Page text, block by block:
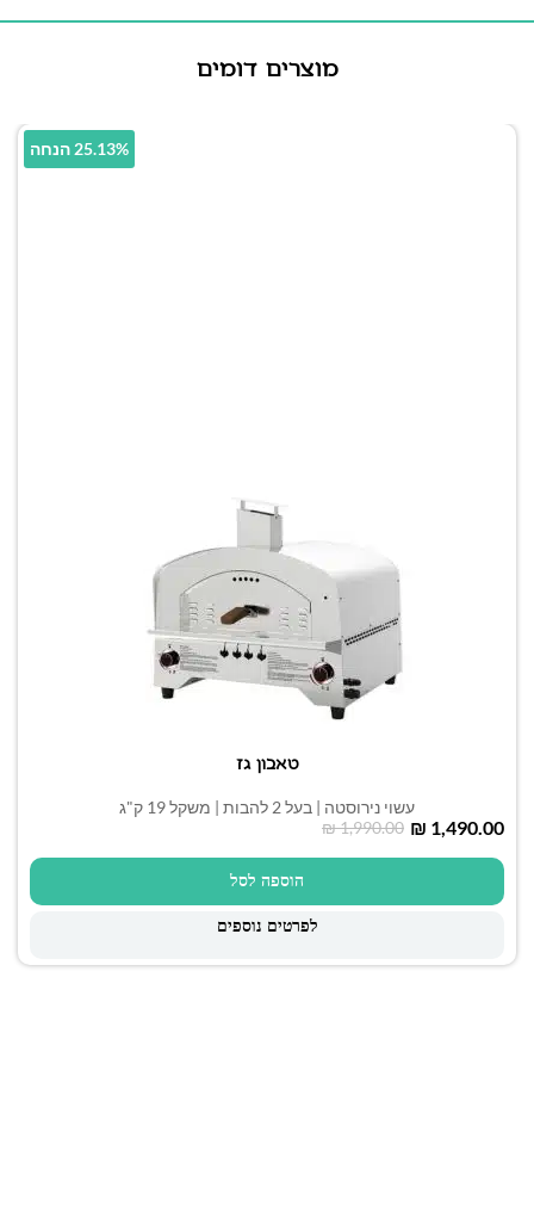
מוצרים דומים
25.13% הנחה
טאבון גז
עשוי נירוסטה | בעל 2 להבות | משקל 19 ק"ג
₪1,990.00 ₪ 1,490.00
הוספה לסל
לפרטים נוספים